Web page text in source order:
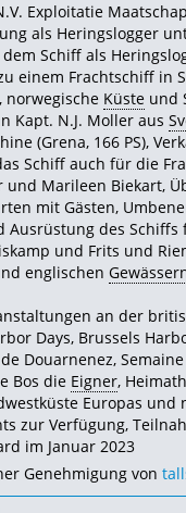
Exploitatie
als Heringslogger
Schiff als
einem Frachtschiff
norwegische Küste und
Kapt. N.J. Moller aus
(Grena, 166 PS),
Schiff auch für die
und Marileen Biekart,
mit Gästen,
Ausrüstung des
und Frits und
englischen
an der
Days, Brussels
Douarnenez,
Bos die Eigner,
Europas
zur Verfügung,
im Januar 2023
Genehmigung von